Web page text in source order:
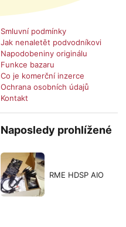
Smluvní podmínky
Jak nenaletět podvodníkovi
Napodobeniny originálu
Funkce bazaru
Co je komerční inzerce
Ochrana osobních údajů
Kontakt
Naposledy prohlížené
RME HDSP AIO